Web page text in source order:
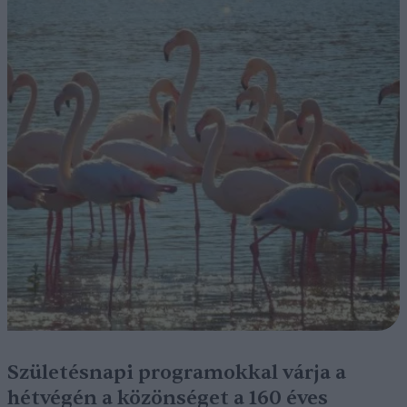
Születésnapi programokkal várja a
hétvégén a közönséget a 160 éves